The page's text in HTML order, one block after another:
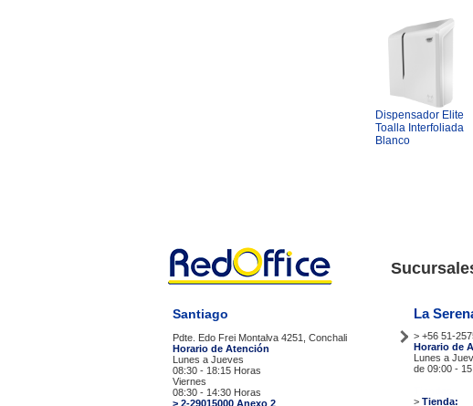
Dispensador Elite
Toalla Interfoliada
Blanco
Santiago
Pdte. Edo Frei Montalva 4251, Conchali
Horario de Atención
Lunes a Jueves
08:30 - 18:15 Horas
Viernes
08:30 - 14:30 Horas
> 2-29015000 Anexo 2
La
> +56 51-
Horario de
Lunes a
de 09:00 -
> Tienda: